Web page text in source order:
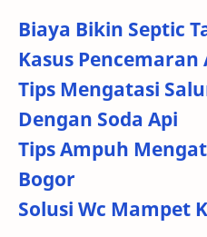
Biaya Bikin Septic
Kasus Pencemaran
Tips Mengatasi
Dengan Soda Api
Tips Ampuh
Bogor
Solusi Wc Mampet